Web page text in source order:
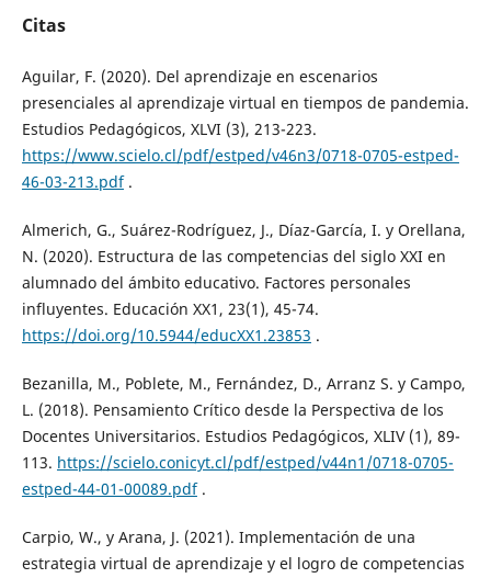
Citas
Aguilar, F. (2020). Del aprendizaje en escenarios
presenciales al aprendizaje virtual en tiempos de pandemia.
Estudios Pedagógicos, XLVI (3), 213-223.
https://www.scielo.cl/pdf/estped/v46n3/0718-0705-estped-
46-03-213.pdf.
Almerich, G., Suárez-Rodríguez, J., Díaz-García, I. y Orellana,
N. (2020). Estructura de las competencias del siglo XXI en
alumnado del ámbito educativo. Factores personales
influyentes. Educación XX1, 23(1), 45-74.
https://doi.org/10.5944/educXX1.23853 .
Bezanilla, M., Poblete, M., Fernández, D., Arranz S. y Campo,
L. (2018). Pensamiento Crítico desde la Perspectiva de los
Docentes Universitarios. Estudios Pedagógicos, XLIV (1), 89-
113. https://scielo.conicyt.cl/pdf/estped/v44n1/0718-0705-
estped-44-01-00089.pdf.
Carpio, W., y Arana, J. (2021). Implementación de una
estrategia virtual de aprendizaje y el logro de competencias